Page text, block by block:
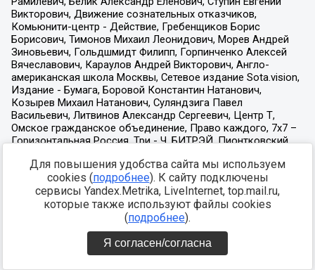
Для повышения удобства сайта мы используем
cookies (подробнее). К сайту подключены
сервисы Yandex.Metrika, LiveInternet, top.mail.ru,
которые также используют файлы cookies
(подробнее).
Я согласен/согласна